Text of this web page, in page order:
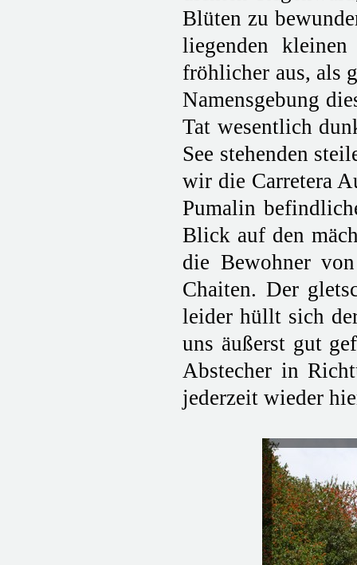
Blüten zu
liegenden
fröhlicher aus, als
Namensgebung
Tat wesentlich
See stehenden
wir die Carretera
Pumalin
Blick auf den
die Bewohner
Chaiten. Der
leider hüllt sich
uns äußerst gut
Abstecher in
jederzeit wieder